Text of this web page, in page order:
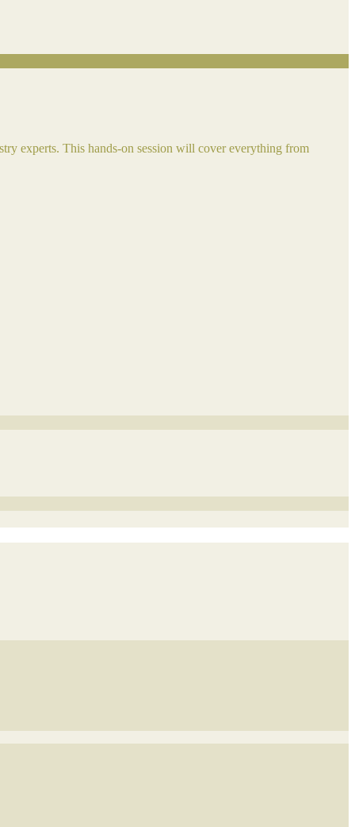
experts. This hands-on session will cover everything from